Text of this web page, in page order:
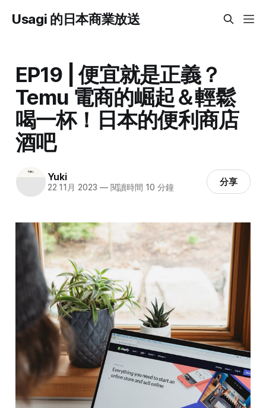
Usagi 的日本商業放送
EP19 | 便宜就是正義？
Temu 電商的崛起＆輕鬆
喝一杯！日本的便利商店
酒吧
Yuki
22 11月 2023 —閱讀時間 10 分鐘 分享